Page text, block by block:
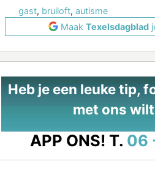
gast, bruiloft, autisme
Maak Texelsdagblad
Heb je een leuke tip,
met ons
APP ONS! T. 06